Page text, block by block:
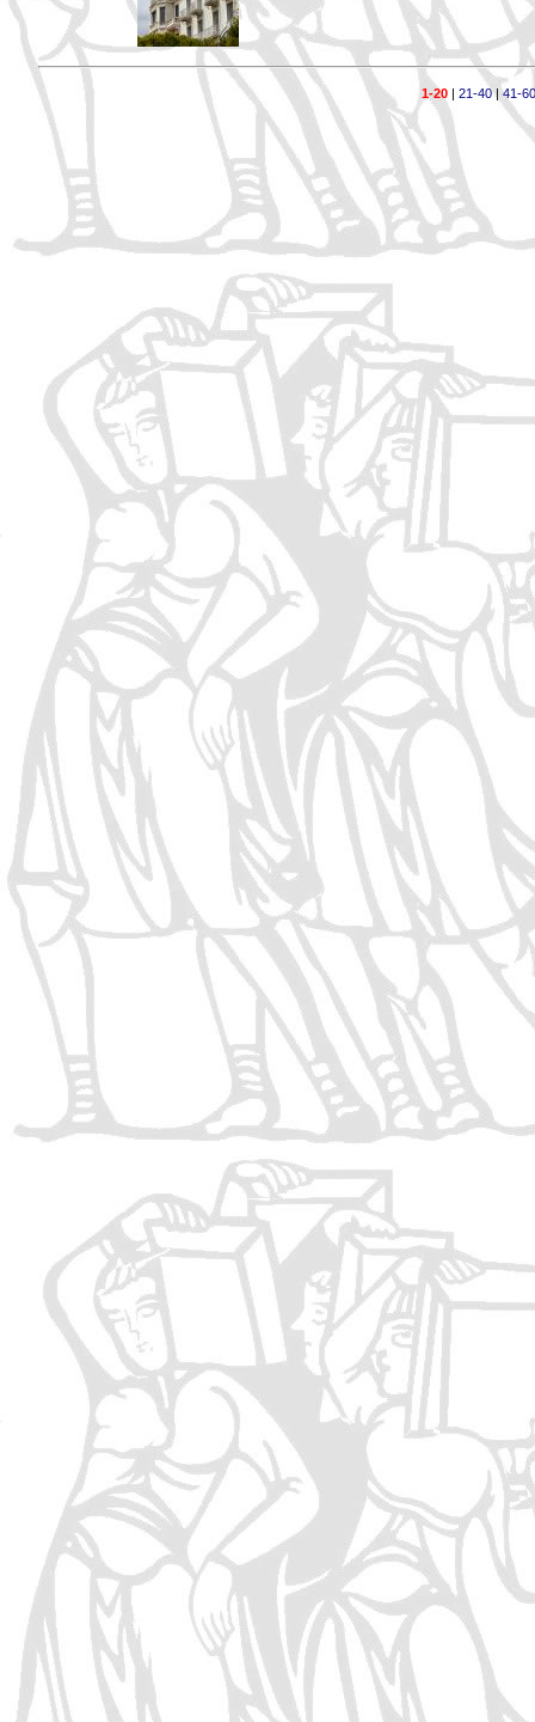
1-20 | 21-40| 41-60